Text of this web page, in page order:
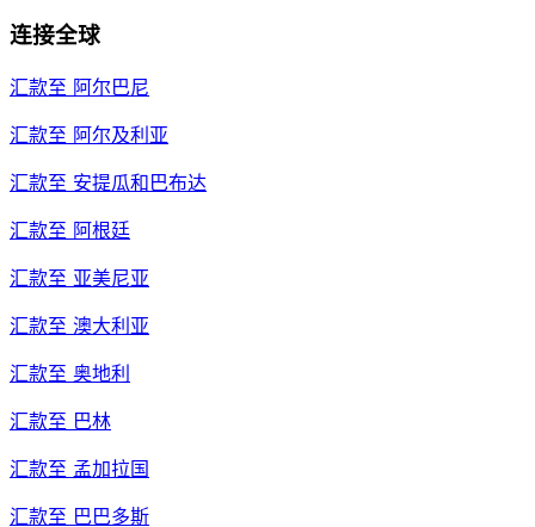
连接全球
汇款至 阿尔巴尼
汇款至 阿尔及利亚
汇款至 安提瓜和巴布达
汇款至 阿根廷
汇款至 亚美尼亚
汇款至 澳大利亚
汇款至 奥地利
汇款至 巴林
汇款至 孟加拉国
汇款至 巴巴多斯